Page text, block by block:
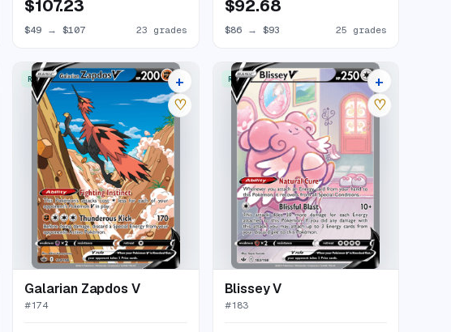
$107.23
$49 →$107 23 grades
$92.68
$86→ $93 25 grades
RARE ULTRA 24 listings
+
♡
Galarian Zapdos V
#174
RARE ULTRA 19 listings
+
♡
Blissey V
#183